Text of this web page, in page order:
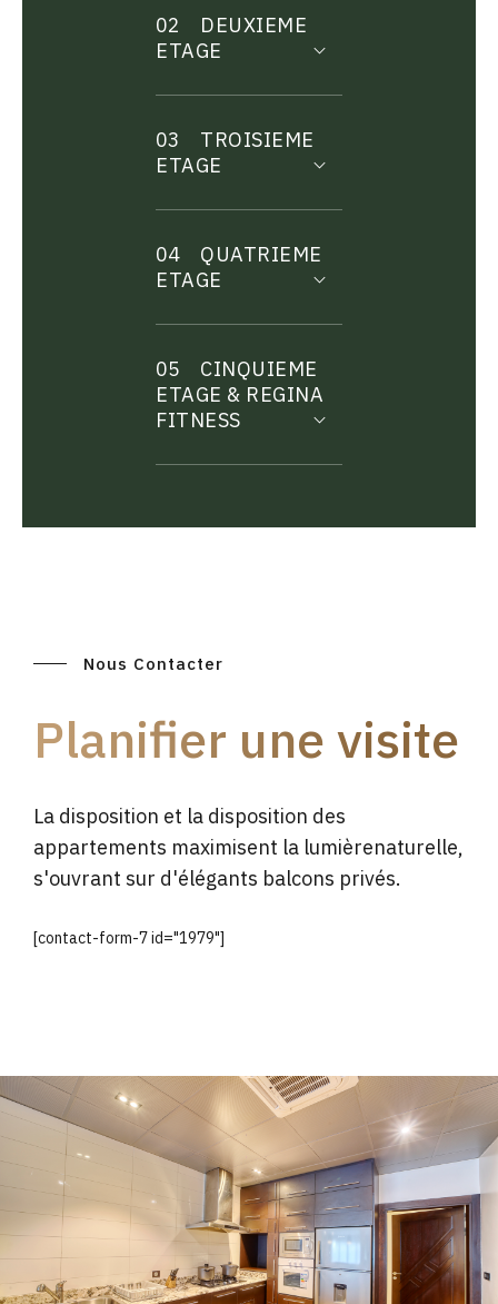
02
DEUXIEME
ETAGE
03
TROISIEME
ETAGE
04
QUATRIEME
ETAGE
05
CINQUIEME
ETAGE & REGINA
FITNESS
Nous Contacter
Planifier une visite
La disposition et la disposition des
appartements maximisent la lumièrenaturelle,
s'ouvrant sur d'élégants balcons privés.
[contact-form-7 id="1979"]